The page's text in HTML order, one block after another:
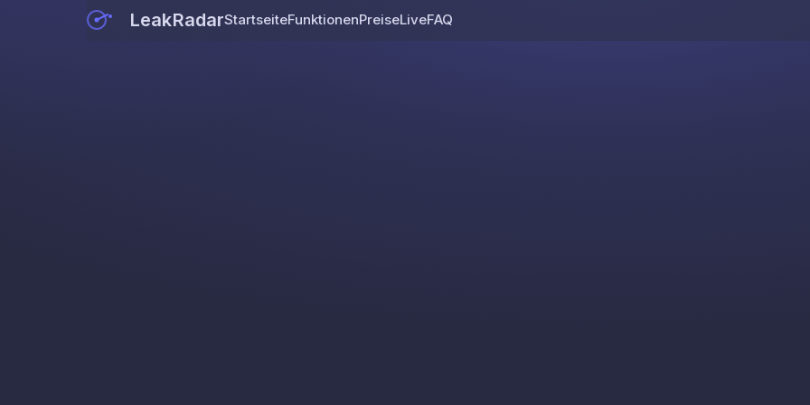
LeakRadarStartseiteFunktionenPreiseLiveFAQ